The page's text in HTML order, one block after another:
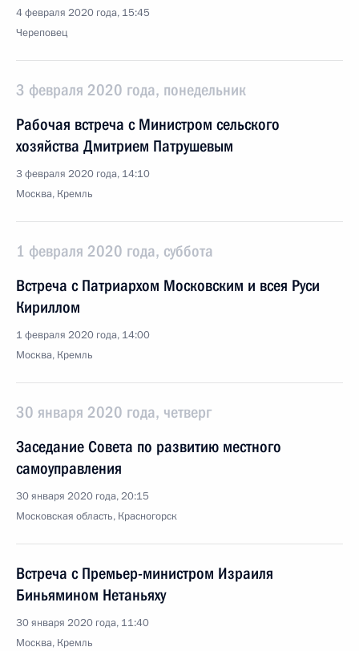
4 февраля 2020 года, 15:45
Череповец
3 февраля 2020 года, понедельник
Рабочая встреча с Министром сельского
хозяйства Дмитрием Патрушевым
3 февраля 2020 года, 14:10
Москва, Кремль
1 февраля 2020 года, суббота
Встреча с Патриархом Московским и всея Руси
Кириллом
1 февраля 2020 года, 14:00
Москва, Кремль
30 января 2020 года, четверг
Заседание Совета по развитию местного
самоуправления
30 января 2020 года, 20:15
Московская область, Красногорск
Встреча с Премьер-министром Израиля
Биньямином Нетаньяху
30 января 2020 года, 11:40
Москва, Кремль